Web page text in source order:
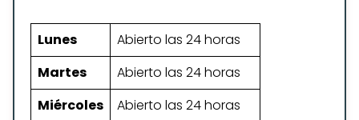
Lunes
Abierto las 24 horas
Martes
Abierto las 24 horas
Miércoles
Abierto las 24 horas